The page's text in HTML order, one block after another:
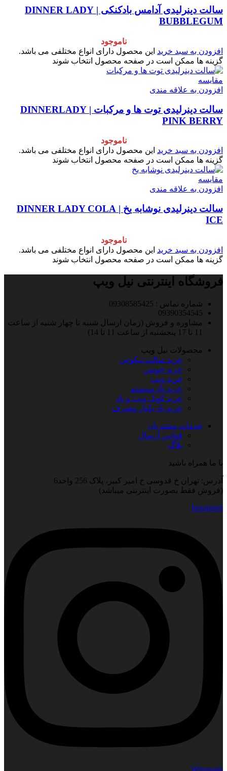
سالت دینرلیدی آدامس بادکنکی | DINNER LADY
BUBBLEGUM
ناموجود
افزودن به سبد خرید این محصول دارای انواع مختلفی می باشد.
گزینه ها ممکن است در صفحه محصول انتخاب شوند
مقایسه
افزودن به علاقه مندی
سالت دینرلیدی توت ها و مرکبات | DINNERLADY
PINK BERRY
ناموجود
افزودن به سبد خرید این محصول دارای انواع مختلفی می باشد.
گزینه ها ممکن است در صفحه محصول انتخاب شوند
مقایسه
افزودن به علاقه مندی
سالت دینرلیدی نوشابه یخ | DINNER LADY COLA
ICE
ناموجود
افزودن به سبد خرید این محصول دارای انواع مختلفی می باشد.
گزینه ها ممکن است در صفحه محصول انتخاب شوند
فروشگاه اینترنتی نیل ویپ
شماره تماس : 09308585425
09390354545
مشاوره و فروش (زمان ارسال شنبه تا چهار شنبه از ساعت
11 تا 17 پنجشنبه از ساعت 11 تا 14)
محصولات نیل ویپ
خرید سالت نیکوتین
خرید جویس
خرید ویپ
خرید پاد سیستم
خرید کویل ویپ و پاد
خرید پاد یکبار مصرف
خدمات مشتریان
قوانین ارسال
بلاگ
با ما همراه باشید
آدرس: تهران خ قدوسی خ امیر کبیر، پلاک 256 واحد6
(فروش فقط بصورت اینترنتی میباشد)
Instagram